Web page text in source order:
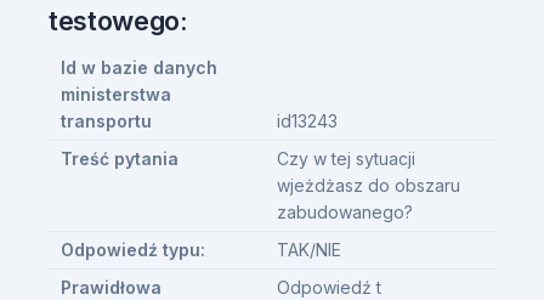
testowego:
Id w bazie danych
ministerstwa
transportu
id13243
Treść pytania
Czy w tej sytuacji
wjeżdżasz do obszaru
zabudowanego?
Odpowiedź typu:
TAK/NIE
Prawidłowa
Odpowiedź t